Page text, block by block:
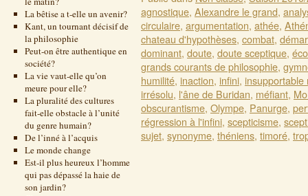
La bêtise a t-elle un avenir?
Kant, un tournant décisif de
la philosophie
Peut-on être authentique en
société?
La vie vaut-elle qu’on
meure pour elle?
La pluralité des cultures
fait-elle obstacle à l’unité
du genre humain?
De l’inné à l’acquis
Le monde change
Est-il plus heureux l’homme
qui pas dépassé la haie de
son jardin?
agnostique, Alexandre le grand,
circulaire, argumentation, athée,
chateau d'hypothèses, combat,
dominant, doute, doute sceptique,
grands courants de philosophie,
humilité, inaction, infini,
irrésolu, l'âne de Buridan, méfiant,
obscurantisme, Olympe, Panurge,
régression à l'infini, scepticisme,
sujet, synonyme, théniens, timoré,